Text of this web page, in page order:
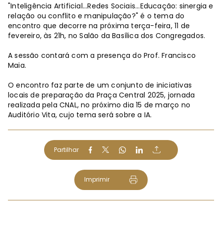
"Inteligência Artificial...Redes Sociais...Educação: sinergia e
relação ou conflito e manipulação?" é o tema do
encontro que decorre na próxima terça-feira, 11 de
fevereiro, às 21h, no Salão da Basílica dos Congregados.
A sessão contará com a presença do Prof. Francisco
Maia.
O encontro faz parte de um conjunto de iniciativas
locais de preparação da Praça Central 2025, jornada
realizada pela CNAL, no próximo dia 15 de março no
Auditório Vita, cujo tema será sobre a IA.
Partilhar
Imprimir